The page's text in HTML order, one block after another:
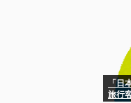
「日
旅行